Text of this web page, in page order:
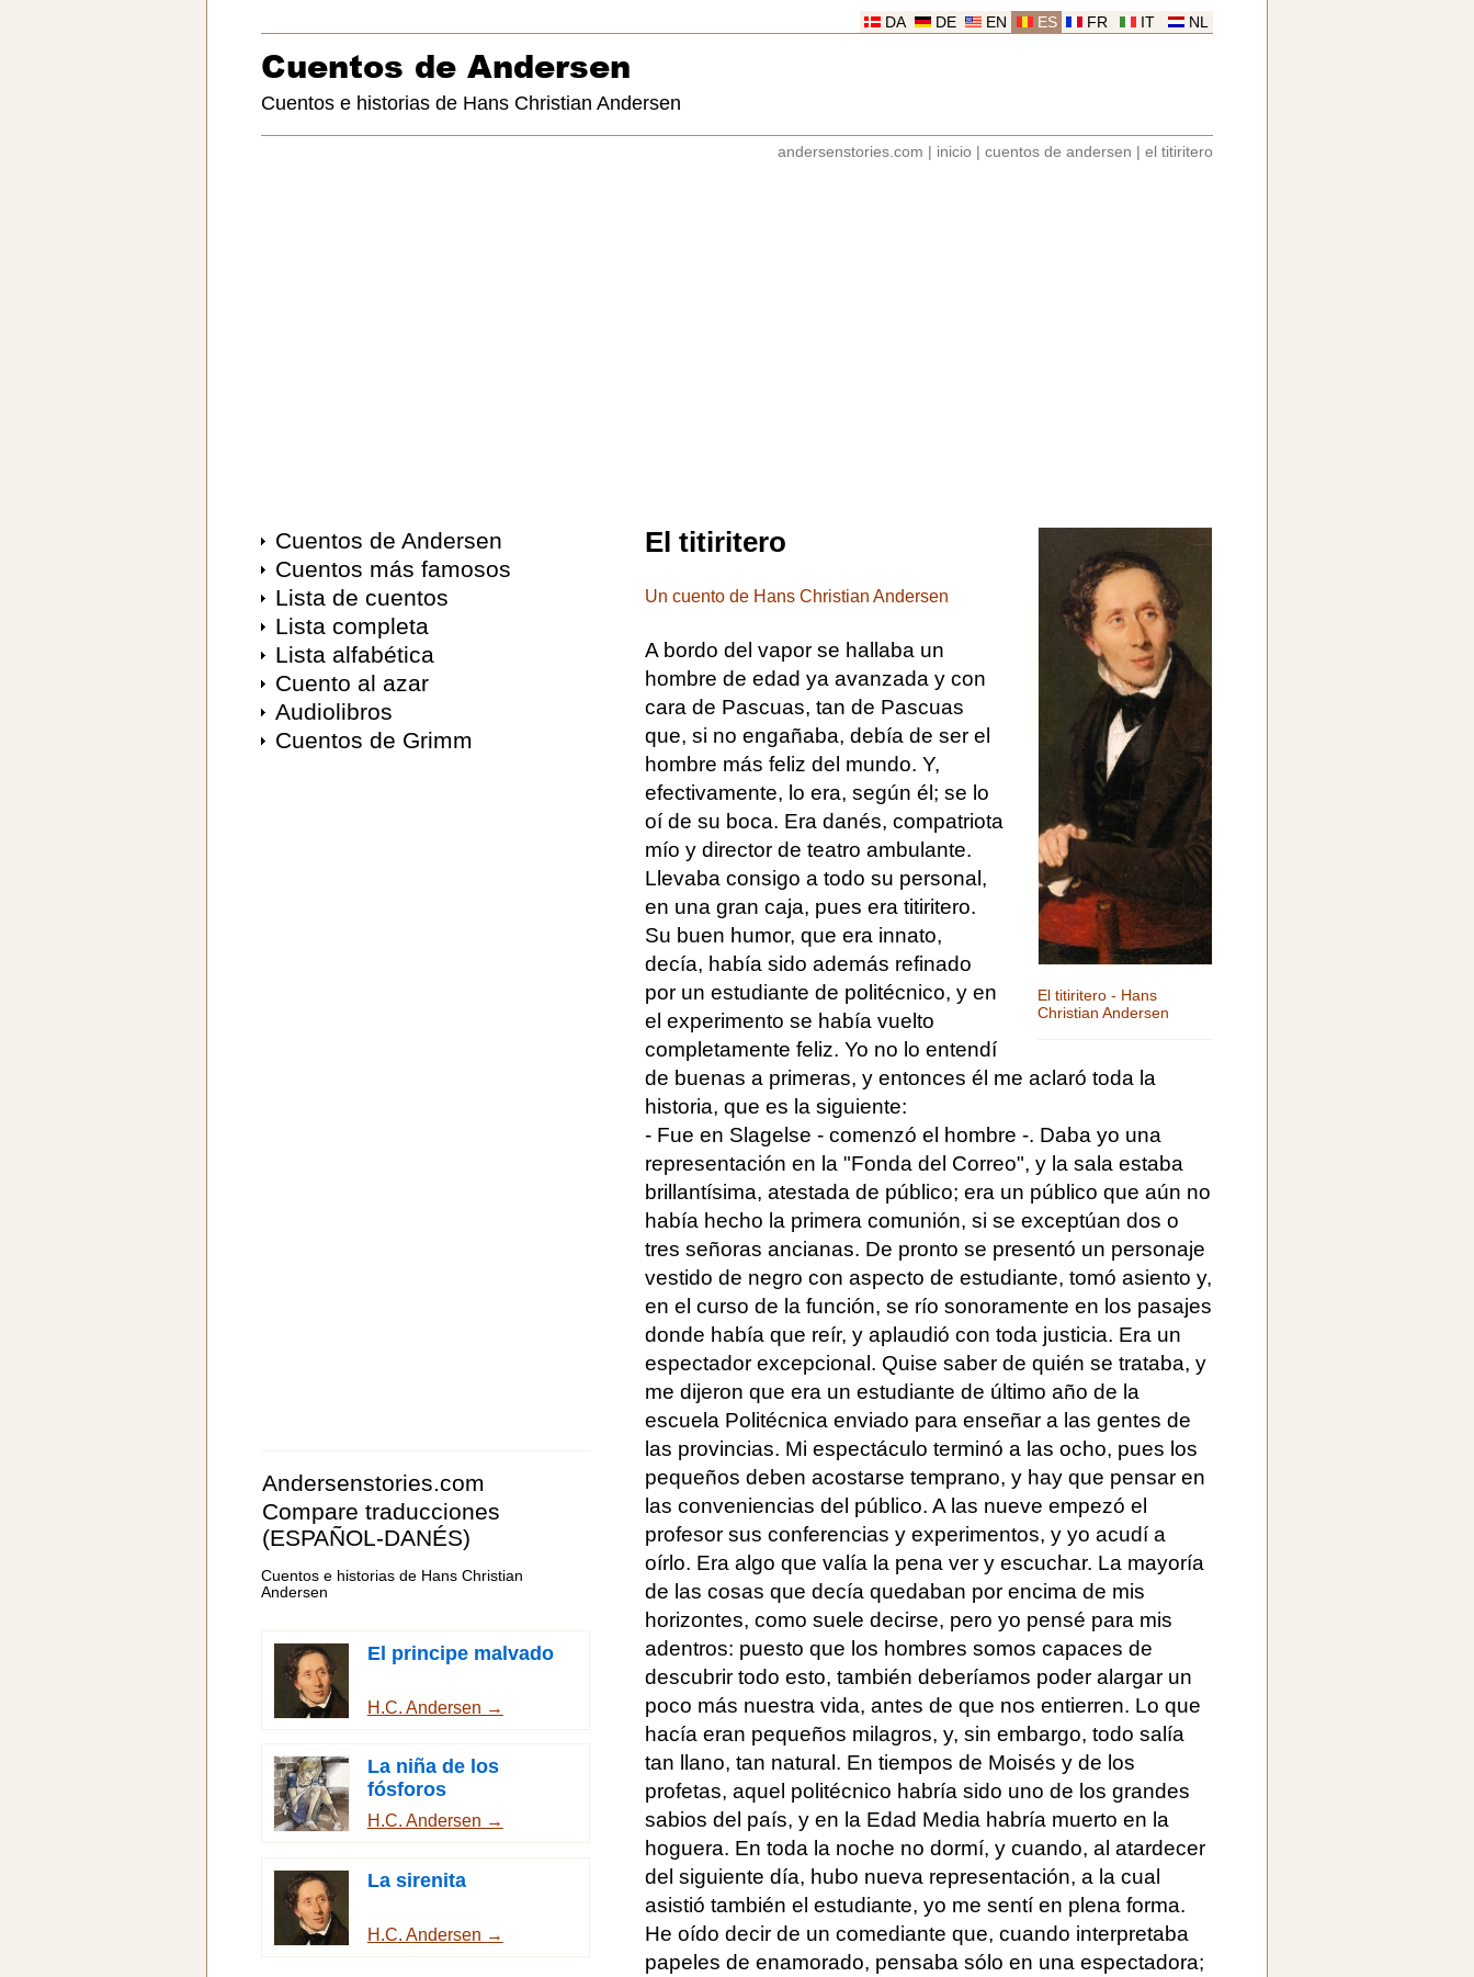
NL
IT
FR
ES
EN
DE
DA
Cuentos de Andersen
Cuentos e historias de Hans Christian Andersen
andersenstories.com inicio cuentos de andersen el titiritero
Cuentos de Andersen
Cuentos más famosos
Lista de cuentos
Lista completa
Lista alfabética
Cuento al azar
Audiolibros
Cuentos de Grimm
Andersenstories.com
Compare traducciones
(ESPAÑOL-DANÉS)
Cuentos e historias de Hans Christian
Andersen
El principe malvado
H.C. Andersen →
La niña de los
fósforos
H.C. Andersen →
La sirenita
H.C. Andersen →
El titiritero - Hans
Christian Andersen
El titiritero
Un cuento de Hans Christian Andersen
A bordo del vapor se hallaba un
hombre de edad ya avanzada y con
cara de Pascuas, tan de Pascuas
que, si no engañaba, debía de ser el
hombre más feliz del mundo. Y,
efectivamente, lo era, según él; se lo
oí de su boca. Era danés, compatriota
mío y director de teatro ambulante.
Llevaba consigo a todo su personal,
en una gran caja, pues era titiritero.
Su buen humor, que era innato,
decía, había sido además refinado
por un estudiante de politécnico, y en
el experimento se había vuelto
completamente feliz. Yo no lo entendí
de buenas a primeras, y entonces él me aclaró toda la
historia, que es la siguiente:
- Fue en Slagelse - comenzó el hombre -. Daba yo una
representación en la "Fonda del Correo", y la sala estaba
brillantísima, atestada de público; era un público que aún no
había hecho la primera comunión, si se exceptúan dos o
tres señoras ancianas. De pronto se presentó un personaje
vestido de negro con aspecto de estudiante, tomó asiento y,
en el curso de la función, se río sonoramente en los pasajes
donde había que reír, y aplaudió con toda justicia. Era un
espectador excepcional. Quise saber de quién se trataba, y
me dijeron que era un estudiante de último año de la
escuela Politécnica enviado para enseñar a las gentes de
las provincias. Mi espectáculo terminó a las ocho, pues los
pequeños deben acostarse temprano, y hay que pensar en
las conveniencias del público. A las nueve empezó el
profesor sus conferencias y experimentos, y yo acudí a
oírlo. Era algo que valía la pena ver y escuchar. La mayoría
de las cosas que decía quedaban por encima de mis
horizontes, como suele decirse, pero yo pensé para mis
adentros: puesto que los hombres somos capaces de
descubrir todo esto, también deberíamos poder alargar un
poco más nuestra vida, antes de que nos entierren. Lo que
hacía eran pequeños milagros, y, sin embargo, todo salía
tan llano, tan natural. En tiempos de Moisés y de los
profetas, aquel politécnico habría sido uno de los grandes
sabios del país, y en la Edad Media habría muerto en la
hoguera. En toda la noche no dormí, y cuando, al atardecer
del siguiente día, hubo nueva representación, a la cual
asistió también el estudiante, yo me sentí en plena forma.
He oído decir de un comediante que, cuando interpretaba
papeles de enamorado, pensaba sólo en una espectadora;